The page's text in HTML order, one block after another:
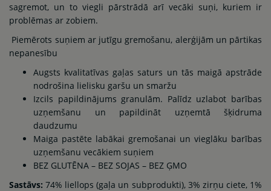
sagremot, un to viegli pārstrādā arī vecāki suņi, kuriem ir
problēmas ar zobiem.
Piemērots suņiem ar jutīgu gremošanu, alerģijām un pārtikas
nepanesību
Augsts kvalitatīvas gaļas saturs un tās maigā apstrāde
nodrošina lielisku garšu un smaržu
Izcils papildinājums granulām. Palīdz uzlabot barības
uzņemšanu un papildināt uzņemtā šķidruma
daudzumu
Maiga pastēte labākai gremošanai un vieglāku barības
uzņemšanu vecākiem suņiem
BEZ GLUTĒNA – BEZ SOJAS – BEZ ĢMO
Sastāvs: 74% liellops (gaļa un subprodukti), 3% zirņu ciete, 1%